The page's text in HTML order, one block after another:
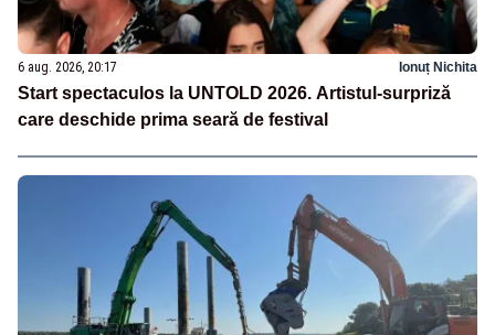
6 aug. 2026, 20:17 Ionuț Nichita
Start spectaculos la UNTOLD 2026. Artistul-surpriză
care deschide prima seară de festival